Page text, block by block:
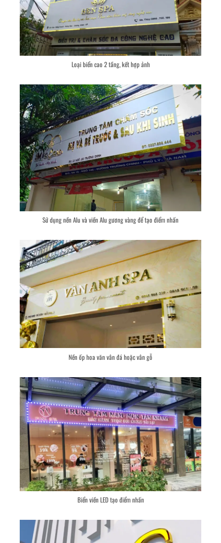
Loại biển cao 2 tầng, kết hợp ảnh
Sử dụng nền Alu và viền Alu gương vàng để tạo điểm nhấn
Nền ốp hoa văn vân đá hoặc vân gỗ
Biển viền LED tạo điểm nhấn